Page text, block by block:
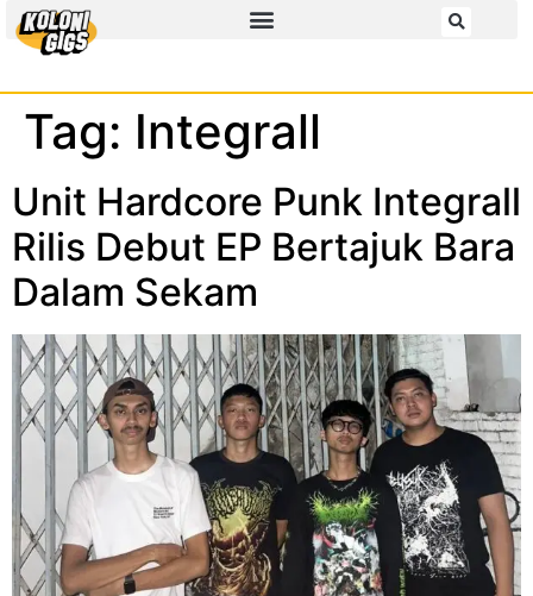
Tag: Integrall
Unit Hardcore Punk Integrall
Rilis Debut EP Bertajuk Bara
Dalam Sekam